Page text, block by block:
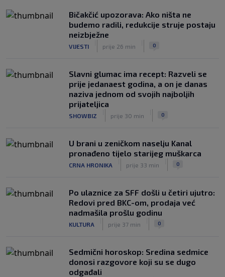
Bičakčić upozorava: Ako ništa ne
budemo radili, redukcije struje postaju
neizbježne
VIJESTI prije 26 min 0
Slavni glumac ima recept: Razveli se
prije jedanaest godina, a on je danas
naziva jednom od svojih najboljih
prijateljica
SHOWBIZ prije 30 min 0
U brani u zeničkom naselju Kanal
pronađeno tijelo starijeg muškarca
CRNA HRONIKA prije 33 min 0
Po ulaznice za SFF došli u četiri ujutro:
Redovi pred BKC-om, prodaja već
nadmašila prošlu godinu
KULTURA prije 37 min 0
Sedmični horoskop: Sredina sedmice
donosi razgovore koji su se dugo
odgađali